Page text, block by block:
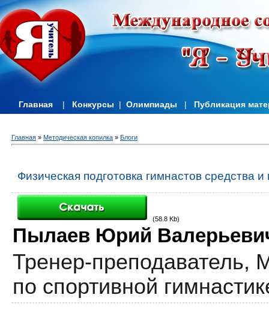
Главная | Конкурсы | Олимпиады | Публикация
Главная » Методическая копилка » Блоги
Физическая подготовка гимнастов средства
(58.8 Kb)
Пылаев Юрий
Тренер-преподаватель,
по спортивной